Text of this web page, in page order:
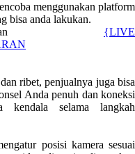
menggunakan platform
bisa anda lakukan.
{LIVE
ribet, penjualnya juga bisa
Anda penuh dan koneksi
kendala selama langkah
posisi kamera sesuai